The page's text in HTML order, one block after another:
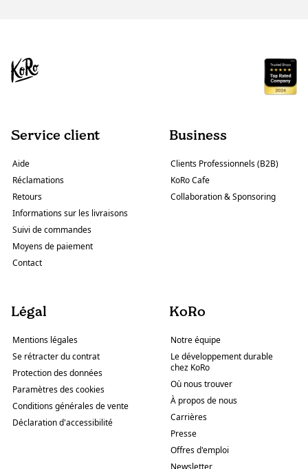
Service client
Aide
Réclamations
Retours
Informations sur les livraisons
Suivi de commandes
Moyens de paiement
Contact
Business
Clients Professionnels (B2B)
KoRo Cafe
Collaboration & Sponsoring
Légal
Mentions légales
Se rétracter du contrat
Protection des données
Paramètres des cookies
Conditions générales de vente
Déclaration d'accessibilité
KoRo
Notre équipe
Le développement durable
chez KoRo
Où nous trouver
À propos de nous
Carrières
Presse
Offres d'emploi
Newsletter